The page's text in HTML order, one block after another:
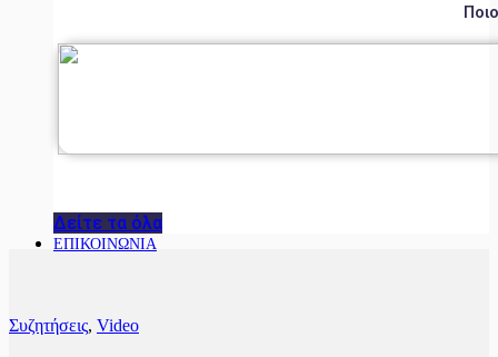
Δείτε τα όλα
ΕΠΙΚΟΙΝΩΝΙΑ
Συζητήσεις, Video